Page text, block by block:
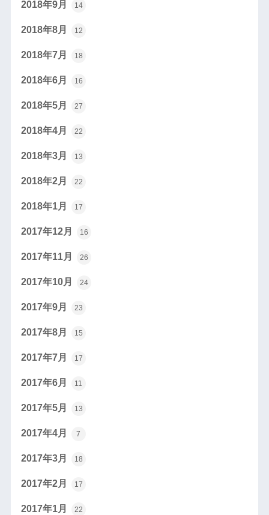
2018年9月 14
2018年8月 12
2018年7月 18
2018年6月 16
2018年5月 27
2018年4月 22
2018年3月 13
2018年2月 22
2018年1月 17
2017年12月 16
2017年11月 26
2017年10月 24
2017年9月 23
2017年8月 15
2017年7月 17
2017年6月 11
2017年5月 13
2017年4月 7
2017年3月 18
2017年2月 17
2017年1月 22